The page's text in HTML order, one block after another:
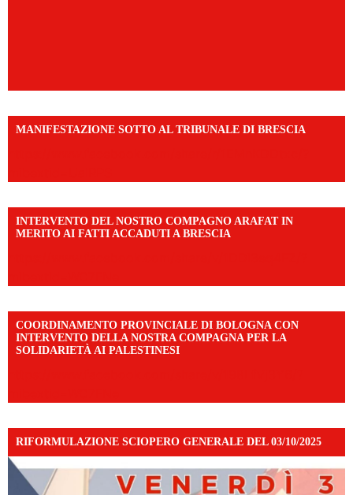
MANIFESTAZIONE SOTTO AL TRIBUNALE DI BRESCIA
INTERVENTO DEL NOSTRO COMPAGNO ARAFAT IN
MERITO AI FATTI ACCADUTI A BRESCIA
COORDINAMENTO PROVINCIALE DI BOLOGNA CON
INTERVENTO DELLA NOSTRA COMPAGNA PER LA
SOLIDARIETÀ AI PALESTINESI
RIFORMULAZIONE SCIOPERO GENERALE DEL 03/10/2025